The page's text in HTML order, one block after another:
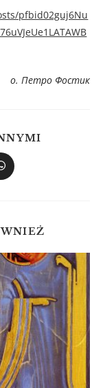
pfbid02guj6Nu
о. Петро Фостик